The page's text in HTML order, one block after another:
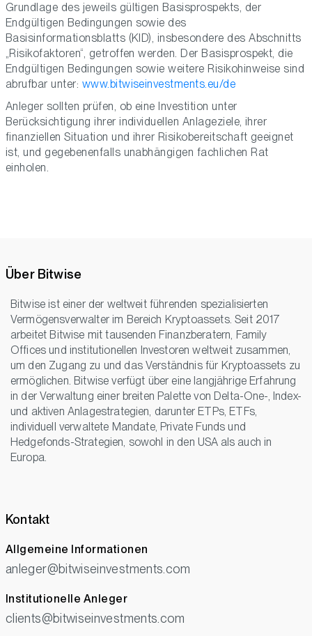
Grundlage des jeweils gültigen Basisprospekts, der
Endgültigen Bedingungen sowie des
Basisinformationsblatts (KID), insbesondere des Abschnitts
„Risikofaktoren“, getroffen werden. Der Basisprospekt, die
Endgültigen Bedingungen sowie weitere Risikohinweise sind
abrufbar unter: www.bitwiseinvestments.eu/de
Anleger sollten prüfen, ob eine Investition unter
Berücksichtigung ihrer individuellen Anlageziele, ihrer
finanziellen Situation und ihrer Risikobereitschaft geeignet
ist, und gegebenenfalls unabhängigen fachlichen Rat
einholen.
Über Bitwise
Bitwise ist einer der weltweit führenden spezialisierten
Vermögensverwalter im Bereich Kryptoassets. Seit 2017
arbeitet Bitwise mit tausenden Finanzberatern, Family
Offices und institutionellen Investoren weltweit zusammen,
um den Zugang zu und das Verständnis für Kryptoassets zu
ermöglichen. Bitwise verfügt über eine langjährige Erfahrung
in der Verwaltung einer breiten Palette von Delta-One-, Index-
und aktiven Anlagestrategien, darunter ETPs, ETFs,
individuell verwaltete Mandate, Private Funds und
Hedgefonds-Strategien, sowohl in den USA als auch in
Europa.
Kontakt
Allgemeine Informationen
anleger@bitwiseinvestments.com
Institutionelle Anleger
clients@bitwiseinvestments.com